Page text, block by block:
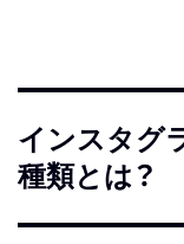
インスタグ
種類とは？